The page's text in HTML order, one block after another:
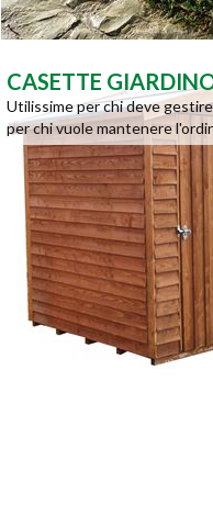
CASETTE
Utilissime per chi deve
per chi vuole mantenere